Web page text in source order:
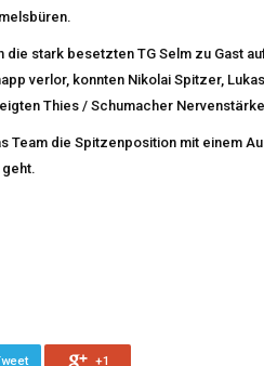
die stark besetzten TG Selm zu Gast
verlor, konnten Nikolai Spitzer,
Thies / Schumacher
Team die Spitzenposition mit einem
+1